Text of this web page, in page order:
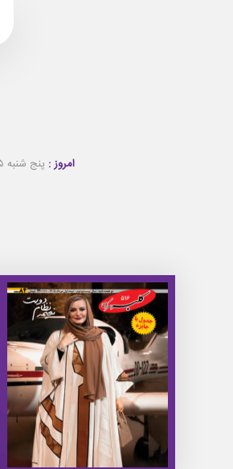
امروز : پنج شنبه ۱۵ مرداد ۰۵ - Thursday 6th August 26